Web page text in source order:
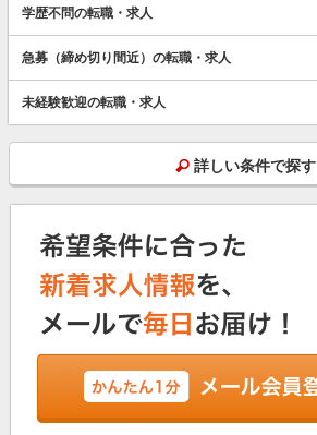
学歴不問の転職・求人
急募（締め切り間近）の転職・求人
未経験歓迎の転職・求人
詳しい条件で探す